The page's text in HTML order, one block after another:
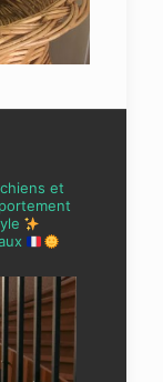
et